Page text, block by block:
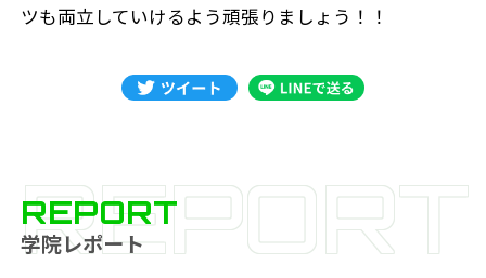
ツも両立していけるよう頑張りましょう！！
REPORT
学院レポート
REPORT